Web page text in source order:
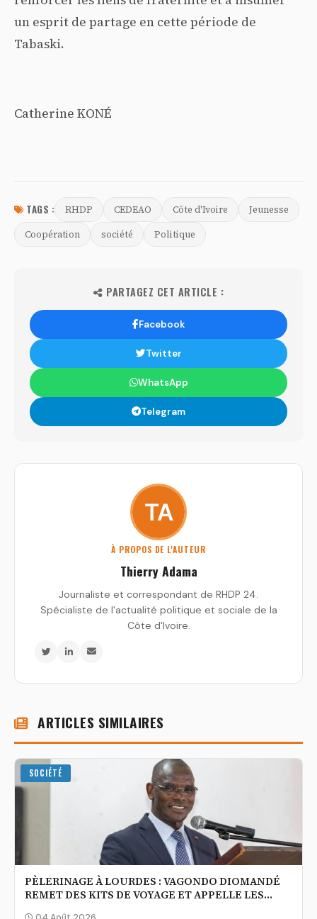
un esprit de partage en cette période de
Tabaski.
Catherine KONÉ
TAGS : RHDP CEDEAO Côte d'Ivoire Jeunesse
Coopération société Politique
PARTAGEZ CET ARTICLE :
Facebook
Twitter
WhatsApp
Telegram
À PROPOS DE L'AUTEUR
Thierry Adama
Journaliste et correspondant de RHDP 24.
Spécialiste de l'actualité politique et sociale de la
Côte d'Ivoire.
ARTICLES SIMILAIRES
SOCIÉTÉ
PÈLERINAGE À LOURDES : VAGONDO DIOMANDÉ
REMET DES KITS DE VOYAGE ET APPELLE LES